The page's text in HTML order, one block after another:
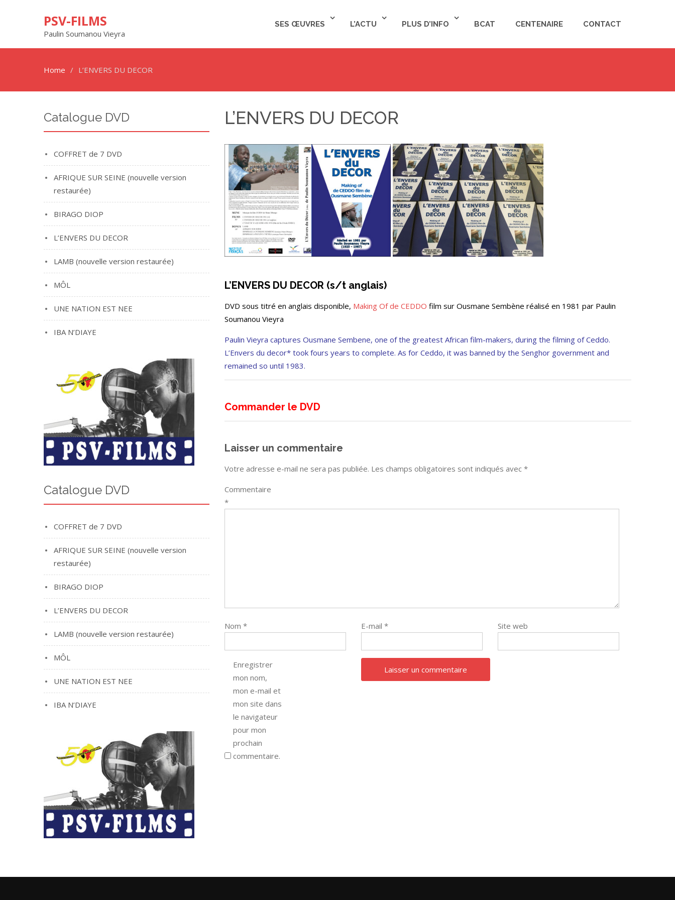
PSV-FILMS
Paulin Soumanou Vieyra
SES ŒUVRES L’ACTU PLUS D’INFO BCAT CENTENAIRE CONTACT
Home L’ENVERS DU DECOR
L’ENVERS DU DECOR
L’ENVERS DU DECOR (s/t anglais)
DVD sous titré en anglais disponible, Making Of de CEDDO film sur Ousmane Sembène réalisé en 1981 par Paulin
Soumanou Vieyra
Paulin Vieyra captures Ousmane Sembene, one of the greatest African film-makers, during the filming of Ceddo.
L’Envers du decor* took fours years to complete. As for Ceddo, it was banned by the Senghor government and
remained so until 1983.
Commander le DVD
Laisser un commentaire
Votre adresse e-mail ne sera pas publiée. Les champs obligatoires sont indiqués avec *
Commentaire
*
Nom * E-mail * Site web
Enregistrer
mon nom,
mon e-mail et
mon site dans
le navigateur
pour mon
prochain
commentaire.
Catalogue DVD
COFFRET de 7 DVD
AFRIQUE SUR SEINE (nouvelle version
restaurée)
BIRAGO DIOP
L’ENVERS DU DECOR
LAMB (nouvelle version restaurée)
MÔL
UNE NATION EST NEE
IBA N’DIAYE
Catalogue DVD
COFFRET de 7 DVD
AFRIQUE SUR SEINE (nouvelle version
restaurée)
BIRAGO DIOP
L’ENVERS DU DECOR
LAMB (nouvelle version restaurée)
MÔL
UNE NATION EST NEE
IBA N’DIAYE